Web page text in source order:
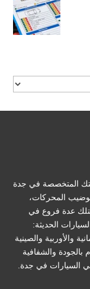
المتخصصة في جدة
المحركات،
عدة فروع في
الحديثة:
والأوربية والصينية
بالجودة والشفافية
السيارات في جدة.